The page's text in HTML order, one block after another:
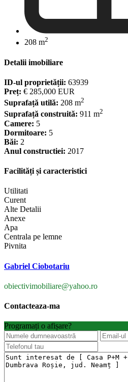
208 m2
Detalii imobiliare
ID-ul proprietății: 63939
Preț: € 285,000 EUR
Suprafață utilă: 208 m2
Suprafață construită: 911 m2
Camere: 5
Dormitoare: 5
Băi: 2
Anul constructiei: 2017
Facilități și caracteristici
Utilitati
Curent
Alte Detalii
Anexe
Apa
Centrala pe lemne
Pivnita
Gabriel Ciobotariu
obiectivimobiliare@yahoo.ro
Contacteaza-ma
Programați o afișare?